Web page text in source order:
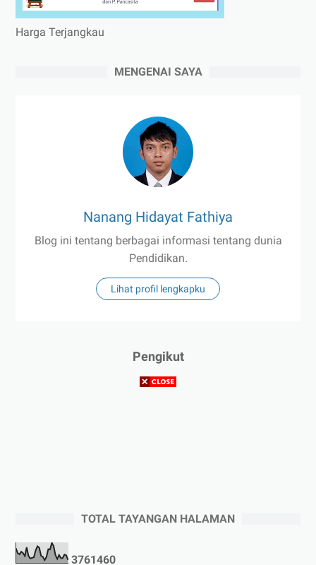
Harga Terjangkau
MENGENAI SAYA
Nanang Hidayat Fathiya
Blog ini tentang berbagai informasi tentang dunia
Pendidikan.
Lihat profil lengkapku
Pengikut
TOTAL TAYANGAN HALAMAN
3761460